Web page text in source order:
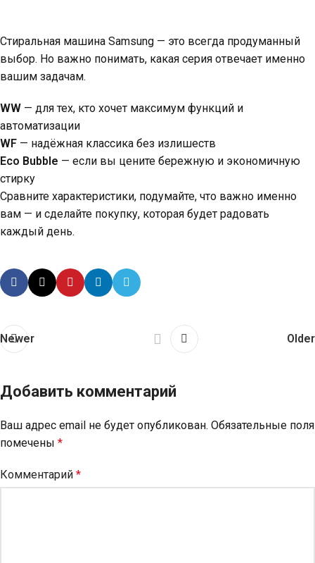
Стиральная машина Samsung — это всегда продуманный
выбор. Но важно понимать, какая серия отвечает именно
вашим задачам.
WW — для тех, кто хочет максимум функций и
автоматизации
WF — надёжная классика без излишеств
Eco Bubble — если вы цените бережную и экономичную
стирку
Сравните характеристики, подумайте, что важно именно
вам — и сделайте покупку, которая будет радовать
каждый день.
Newer Older
Добавить комментарий
Ваш адрес email не будет опубликован. Обязательные поля
помечены *
Комментарий *